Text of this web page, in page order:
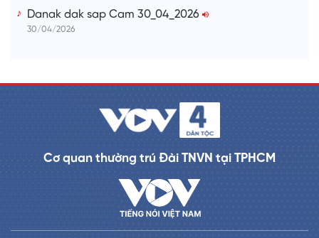
Danak dak sap Cam 30_04_2026
30/04/2026
Cơ quan thường trú Đài TNVN tại TPHCM